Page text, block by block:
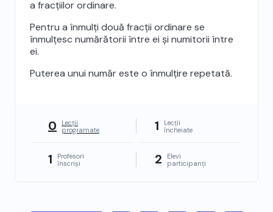
a fracțiilor ordinare.
Pentru a înmulți două fracții ordinare se
înmulțesc numărătorii între ei și numitorii între
ei.
Puterea unui număr este o înmulțire repetată.
0
Lecții
programate
1
Lecții
încheiate
1
Profesori
înscriși
2
Elevi
participanți